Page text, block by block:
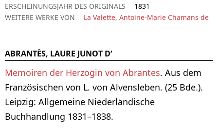
ERSCHEINUNGSJAHR DES ORIGINALS
1831
WEITERE WERKE VON
La Valette, Antoine-Marie Chamans de
ABRANTÈS, LAURE JUNOT D‘
Memoiren der Herzogin von Abrantes. Aus dem
Französischen von L. von Alvensleben. (25 Bde.).
Leipzig: Allgemeine Niederländische
Buchhandlung 1831–1838.